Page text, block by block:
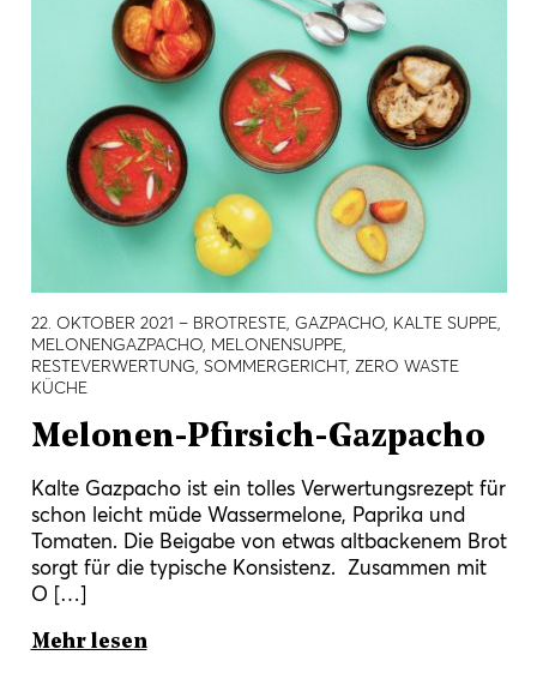
22. OKTOBER 2021 – BROTRESTE, GAZPACHO, KALTE SUPPE,
MELONENGAZPACHO, MELONENSUPPE,
RESTEVERWERTUNG, SOMMERGERICHT, ZERO WASTE
KÜCHE
Melonen-Pfirsich-Gazpacho
Kalte Gazpacho ist ein tolles Verwertungsrezept für
schon leicht müde Wassermelone, Paprika und
Tomaten. Die Beigabe von etwas altbackenem Brot
sorgt für die typische Konsistenz. Zusammen mit
O […]
Mehr lesen